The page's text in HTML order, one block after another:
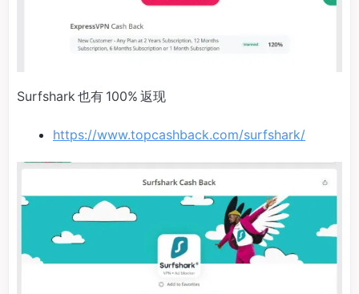
Surfshark 也有 100% 返现
https://www.topcashback.com/surfshark/